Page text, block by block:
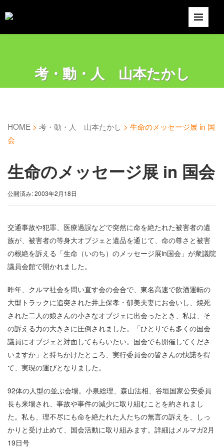
考・動・人 山本たかし
HOME > 考・動・人 山本たかし > 生命のメッセージ展 in 国
会
生命のメッセージ展 in 国会
公開済み: 2003年2月18日
交通事故や犯罪、医療過誤などで突然に命を絶たれた被害者の遺
族が、被害者の等身大オブジェと遺品を通じて、命の尊さと被害
の根絶を訴える「生命（いのち）のメッセージ展in国会」が衆議院
議員会館で開かれました。
昨年、クルマ社会を問い直す会の会合で、東名高速で飲酒運転の
大型トラックに追突された井上保孝・郁美夫妻にお会いし、焼死
された二人の娘さんの小さなオブジェに出会ったとき、私は、そ
の訴える力の大きさに圧倒されました。「ひとりでも多くの国会
議員にオブジェと対面してもらいたい。国会でも開催してくださ
いますか」と持ちかけたところ、実行委員会の皆さんの快諾を得
て、実現の運びとなりました。
92体の人型の並ぶ会場。小泉総理、森山法相、谷垣国家公安委員
長も来場され、事故や事件の減少に取り組むことを約されまし
た。私も、理不尽にも命を絶たれた人たちの無言の訴えを、しっ
かりと受け止めて、国会活動に取り組みます。詳細はメルマガ2月
19日号